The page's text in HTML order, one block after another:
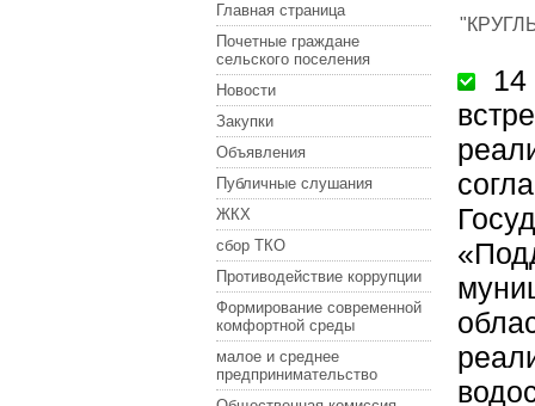
Главная страница
Почетные граждане
сельского поселения
Новости
Закупки
Объявления
Публичные слушания
ЖКХ
сбор ТКО
Противодействие коррупции
Формирование современной
комфортной среды
малое и среднее
предпринимательство
14